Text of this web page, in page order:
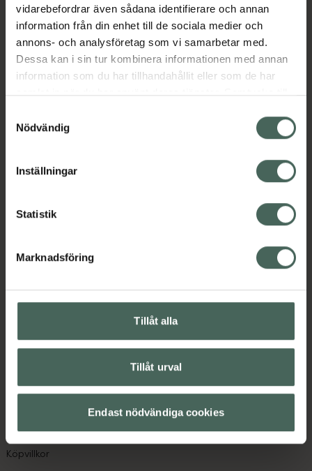
vidarebefordrar även sådana identifierare och annan
information från din enhet till de sociala medier och
annons- och analysföretag som vi samarbetar med.
Dessa kan i sin tur kombinera informationen med annan
information som du har tillhandahållit eller som de har
samlat in när du har använt deras tjänster. Samtycke till
återkalla ditt samtycke via webbplatsens
cookieinställningar. Ett återkallat samtycke påverkar inte
lagligheten av behandling som skett innan återkallelsen.
Nödvändig
Inställningar
Statistik
Marknadsföring
Tillåt alla
Tillåt urval
Endast nödvändiga cookies
Beskrivning Dölj
EAN:05099151933348
syd till Lappland i norr, och online i mobilen och på
hjälpa just dig att må lite bättre. Välkommen att prata
med oss.
Kundservice
Hitta apotek
Leverans, betalning och retur
Sajtens tillgänglighet
App
Köpvillkor